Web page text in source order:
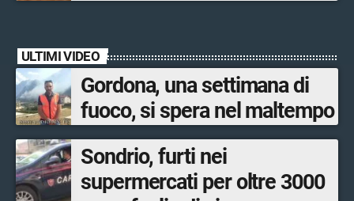
ULTIMI VIDEO
Gordona, una settimana di
fuoco, si spera nel maltempo
Sondrio, furti nei
supermercati per oltre 3000